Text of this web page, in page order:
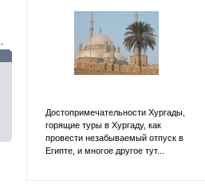
Достопримечательности Хургады,
горящие туры в Хургаду, как
провести незабываемый отпуск в
Египте, и многое другое тут...